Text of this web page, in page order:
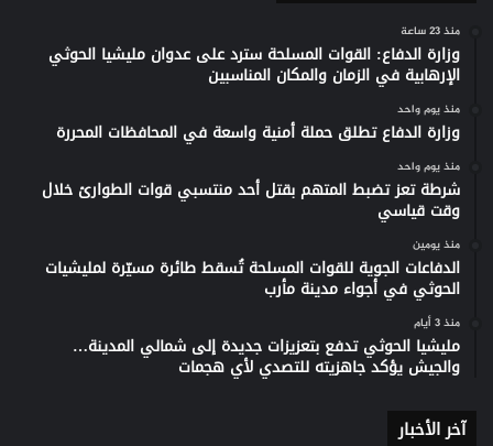
منذ 23 ساعة
وزارة الدفاع: القوات المسلحة سترد على عدوان مليشيا الحوثي
الإرهابية في الزمان والمكان المناسبين
منذ يوم واحد
وزارة الدفاع تطلق حملة أمنية واسعة في المحافظات المحررة
منذ يوم واحد
شرطة تعز تضبط المتهم بقتل أحد منتسبي قوات الطوارئ خلال
وقت قياسي
منذ يومين
الدفاعات الجوية للقوات المسلحة تُسقط طائرة مسيّرة لمليشيات
الحوثي في أجواء مدينة مأرب
منذ 3 أيام
مليشيا الحوثي تدفع بتعزيزات جديدة إلى شمالي المدينة…
والجيش يؤكد جاهزيته للتصدي لأي هجمات
آخر الأخبار